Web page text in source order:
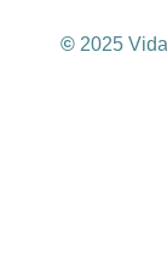
© 2025